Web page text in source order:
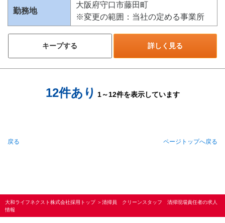
勤務地
大阪府守口市藤田町
※変更の範囲：当社の定める事業所
キープする 詳しく見る
12件あり 1～12件を表示しています
戻る ページトップへ戻る
大和ライフネクスト株式会社採用トップ ＞清掃員 クリーンスタッフ 清掃現場責任者の求人
情報